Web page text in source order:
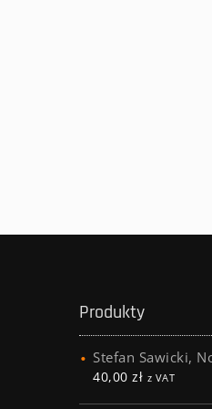
Produkty
Stefan Sawicki,
40,00 zł z VAT